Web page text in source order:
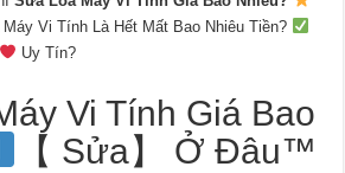
Vi Tính Là Hết Mất Bao Nhiêu Tiền?
Uy Tín?
Vi Tính Giá Bao
【 Sửa】 Ở Đâu™